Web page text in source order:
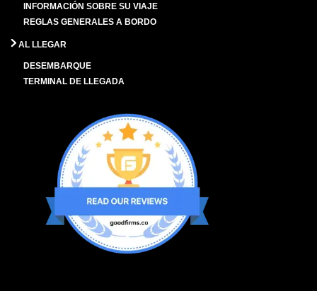
INFORMACIÓN SOBRE SU VIAJE
REGLAS GENERALES A BORDO
AL LLEGAR
DESEMBARQUE
TERMINAL DE LLEGADA